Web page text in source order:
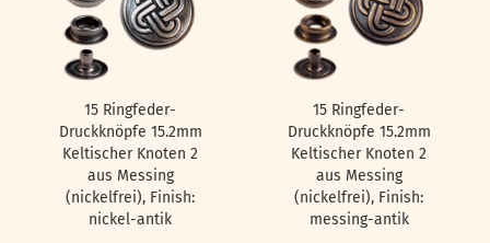
15 Ringfeder-
Druckknöpfe 15.2mm
Keltischer Knoten 2
aus Messing
(nickelfrei), Finish:
nickel-antik
15 Ringfeder-
Druckknöpfe 15.2mm
Keltischer Knoten 2
aus Messing
(nickelfrei), Finish:
messing-antik